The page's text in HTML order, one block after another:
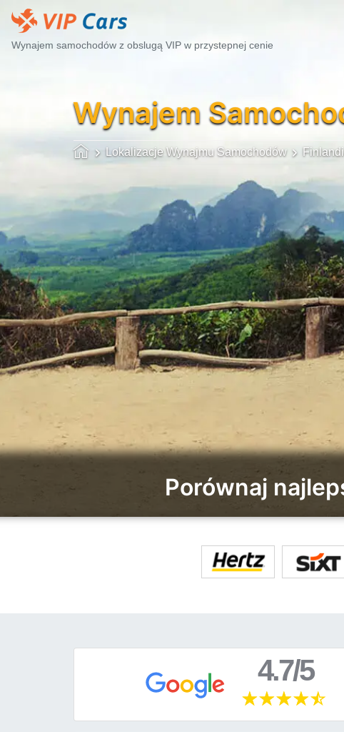
Wynajem samochodów z obslugą VIP w przystepnej cenie
Wynajem
Lokalizacje Wynajmu Samochodów
Porównaj
4.7/5